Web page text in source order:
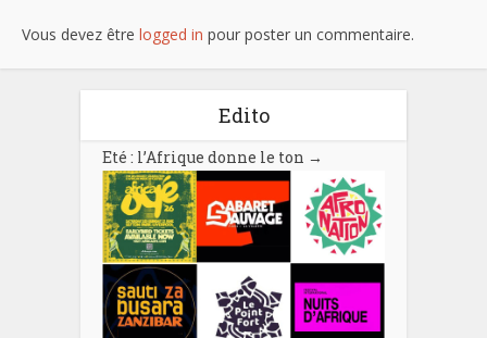
Vous devez être logged in pour poster un commentaire.
Edito
Eté : l’Afrique donne le ton →